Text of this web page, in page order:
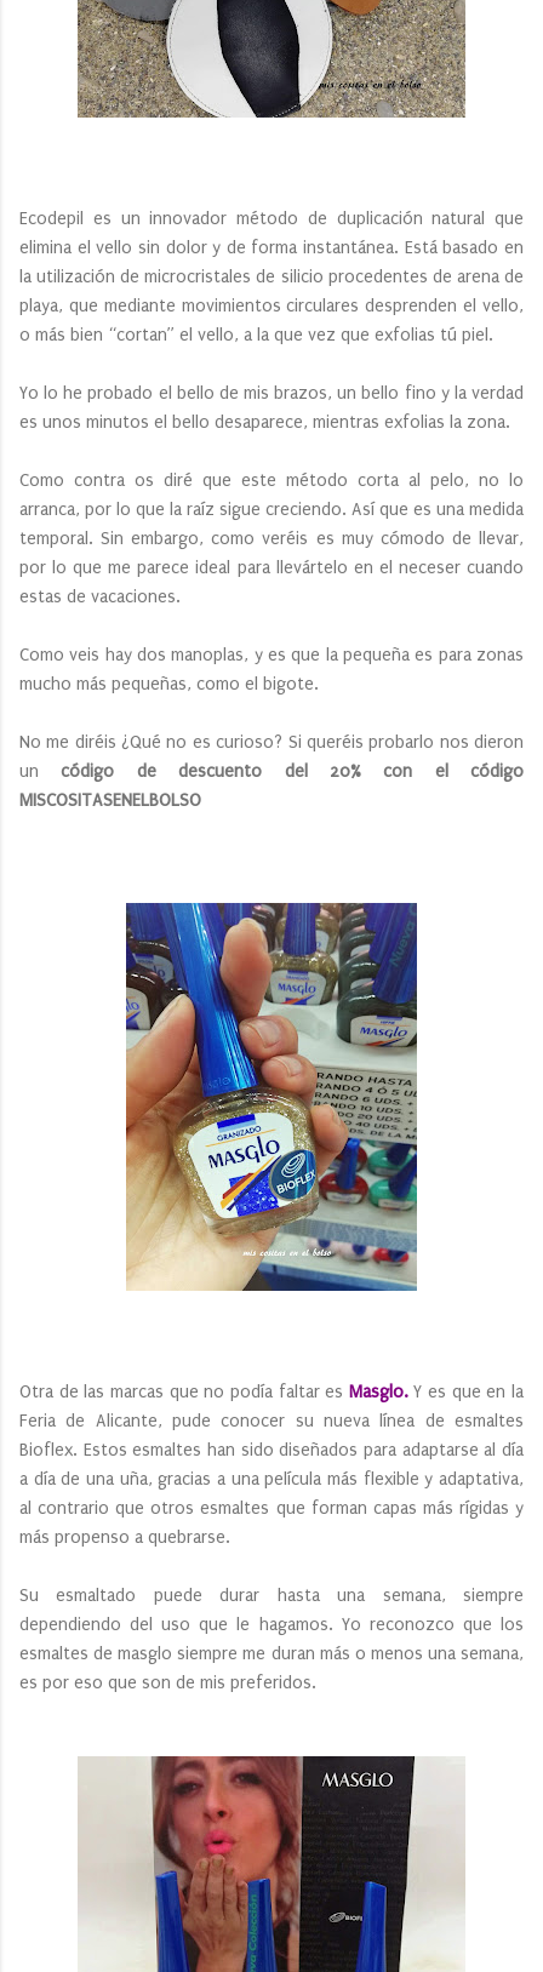
Ecodepil es un innovador método de duplicación natural que
elimina el vello sin dolor y de forma instantánea. Está basado en
la utilización de microcristales de silicio procedentes de arena de
playa, que mediante movimientos circulares desprenden el vello,
o más bien “cortan” el vello, a la que vez que exfolias tú piel.
Yo lo he probado el bello de mis brazos, un bello fino y la verdad
es unos minutos el bello desaparece, mientras exfolias la zona.
Como contra os diré que este método corta al pelo, no lo
arranca, por lo que la raíz sigue creciendo. Así que es una medida
temporal. Sin embargo, como veréis es muy cómodo de llevar,
por lo que me parece ideal para llevártelo en el neceser cuando
estas de vacaciones.
Como veis hay dos manoplas, y es que la pequeña es para zonas
mucho más pequeñas, como el bigote.
No me diréis ¿Qué no es curioso? Si queréis probarlo nos dieron
uncódigo de descuento del 20% con el código
MISCOSITASENELBOLSO
Otra de las marcas que no podía faltar es Masglo.Y es que en la
Feria de Alicante, pude conocer su nueva línea de esmaltes
Bioflex. Estos esmaltes han sido diseñados para adaptarse al día
a día de una uña, gracias a una película más flexible y adaptativa,
al contrario que otros esmaltes que forman capas más rígidas y
más propenso a quebrarse.
Su esmaltado puede durar hasta una semana, siempre
dependiendo del uso que le hagamos. Yo reconozco que los
esmaltes de masglo siempre me duran más o menos una semana,
es por eso que son de mis preferidos.